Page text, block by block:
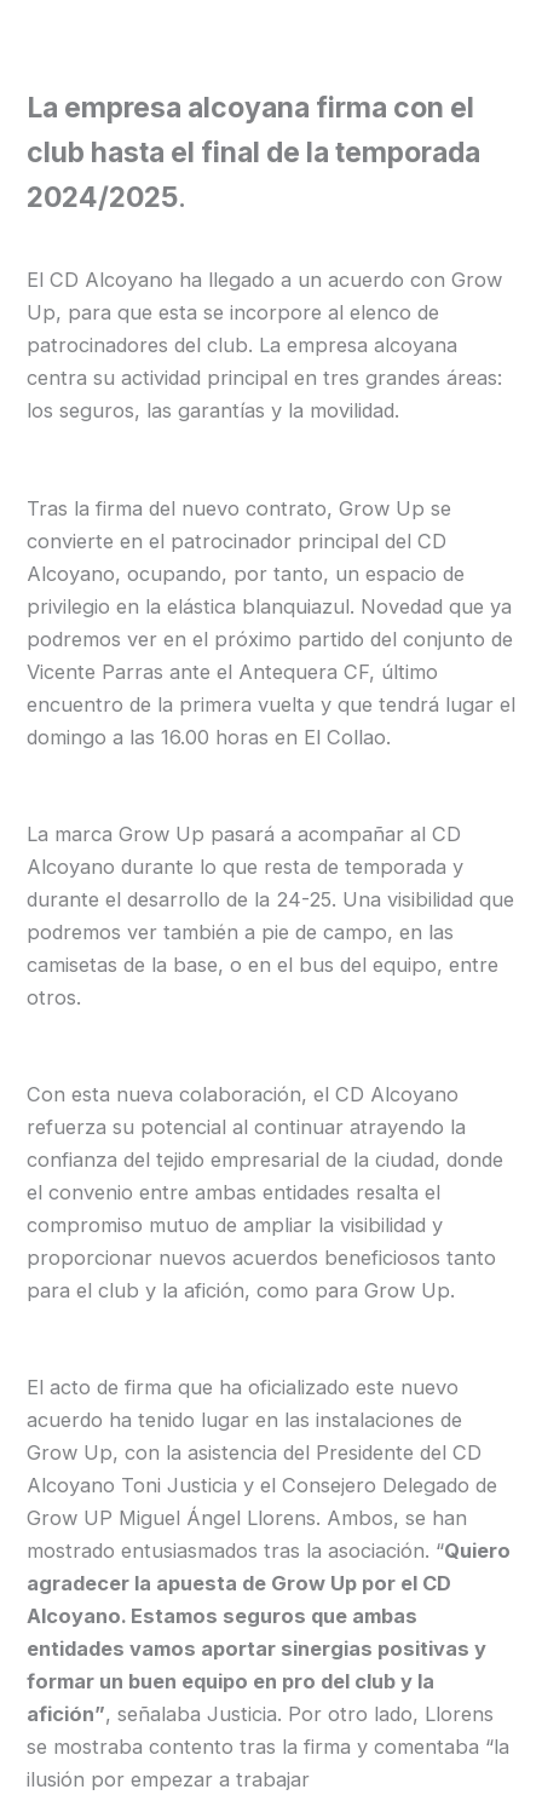
La empresa alcoyana firma con el
club hasta el final de la temporada
2024/2025.
El CD Alcoyano ha llegado a un acuerdo con Grow
Up, para que esta se incorpore al elenco de
patrocinadores del club. La empresa alcoyana
centra su actividad principal en tres grandes áreas:
los seguros, las garantías y la movilidad.
Tras la firma del nuevo contrato, Grow Up se
convierte en el patrocinador principal del CD
Alcoyano, ocupando, por tanto, un espacio de
privilegio en la elástica blanquiazul. Novedad que ya
podremos ver en el próximo partido del conjunto de
Vicente Parras ante el Antequera CF, último
encuentro de la primera vuelta y que tendrá lugar el
domingo a las 16.00 horas en El Collao.
La marca Grow Up pasará a acompañar al CD
Alcoyano durante lo que resta de temporada y
durante el desarrollo de la 24-25. Una visibilidad que
podremos ver también a pie de campo, en las
camisetas de la base, o en el bus del equipo, entre
otros.
Con esta nueva colaboración, el CD Alcoyano
refuerza su potencial al continuar atrayendo la
confianza del tejido empresarial de la ciudad, donde
el convenio entre ambas entidades resalta el
compromiso mutuo de ampliar la visibilidad y
proporcionar nuevos acuerdos beneficiosos tanto
para el club y la afición, como para Grow Up.
El acto de firma que ha oficializado este nuevo
acuerdo ha tenido lugar en las instalaciones de
Grow Up, con la asistencia del Presidente del CD
Alcoyano Toni Justicia y el Consejero Delegado de
Grow UP Miguel Ángel Llorens. Ambos, se han
mostrado entusiasmados tras la asociación. “Quiero
agradecer la apuesta de Grow Up por el CD
Alcoyano. Estamos seguros que ambas
entidades vamos aportar sinergias positivas y
formar un buen equipo en pro del club y la
afición”, señalaba Justicia. Por otro lado, Llorens
se mostraba contento tras la firma y comentaba “la
ilusión por empezar a trabajar